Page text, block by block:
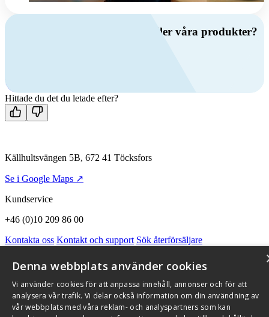
Har du frågor om ventilation eller våra produkter?
Kontakta oss
Hittade du det du letade efter?
Källhultsvängen 5B, 672 41 Töcksfors
Se i Google Maps ↗
Kundservice
+46 (0)10 209 86 00
Kontakta oss Kontakt och support Sök återförsäljare
Om Flexit
Aktuellt Miljö och kvalitetssäkring Alarmkoder
Qnister Visselblåsningsfunktion
© 2026 Flexit AB. Alla rättigheter förbehållna
Aktuellt Miljö och kvalitetssäkring
Denna webbplats använder cookies
Vi använder cookies för att anpassa innehåll, annonser och för att
analysera vår trafik. Vi delar också information om din användning av
vår webbplats med våra reklam- och analyspartners som kan